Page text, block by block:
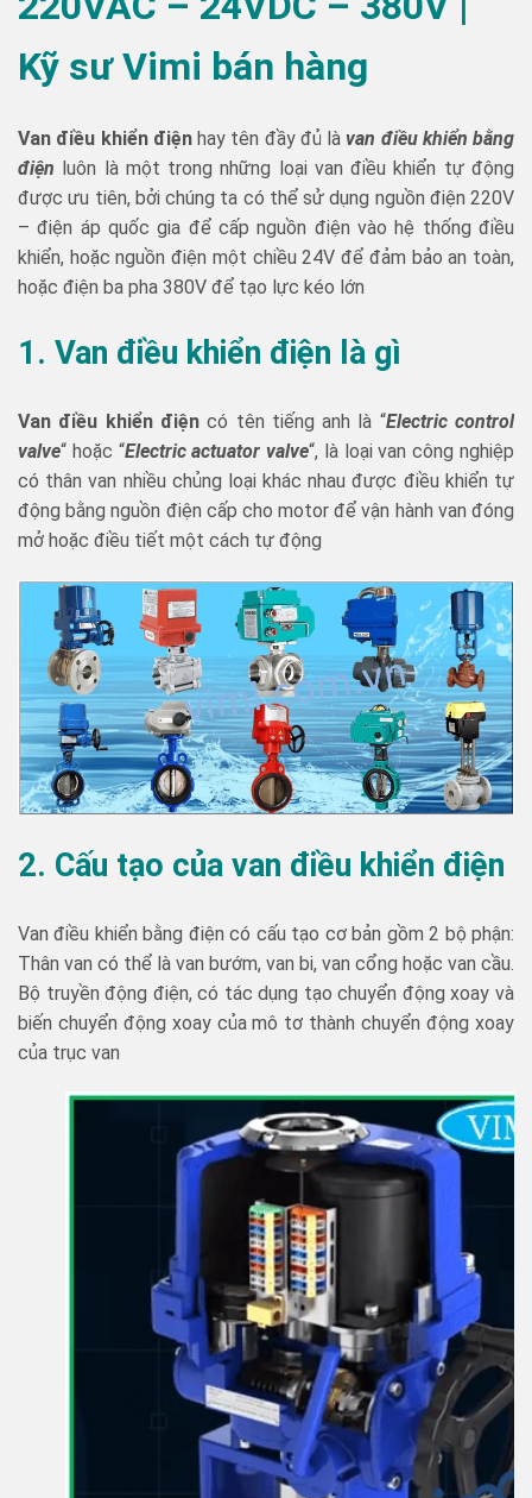
Kỹ sư Vimi bán hàng
Van điều khiển điệnhay tên đầy đủ làvan điều khiển bằng
điện luôn là một trong những loại van điều khiển tự động
được ưu tiên, bởi chúng ta có thể sử dụng nguồn điện 220V
– điện áp quốc gia để cấp nguồn điện vào hệ thống điều
khiển, hoặc nguồn điện một chiều 24V để đảm bảo an toàn,
hoặc điện ba pha 380V để tạo lực kéo lớn
1. Van điều khiển điện là gì
Van điều khiển điệncó tên tiếng anh là “Electric control
valve“ hoặc “Electric actuator valve“, là loại van công nghiệp
có thân van nhiều chủng loại khác nhau được điều khiển tự
động bằng nguồn điện cấp cho motor để vận hành van đóng
mở hoặc điều tiết một cách tự động
2. Cấu tạo của van điều khiển điện
Van điều khiển bằng điện có cấu tạo cơ bản gồm 2 bộ phận:
Thân van có thể là van bướm, van bi, van cổng hoặc van cầu.
Bộ truyền động điện, có tác dụng tạo chuyển động xoay và
biến chuyển động xoay của mô tơ thành chuyển động xoay
của trục van